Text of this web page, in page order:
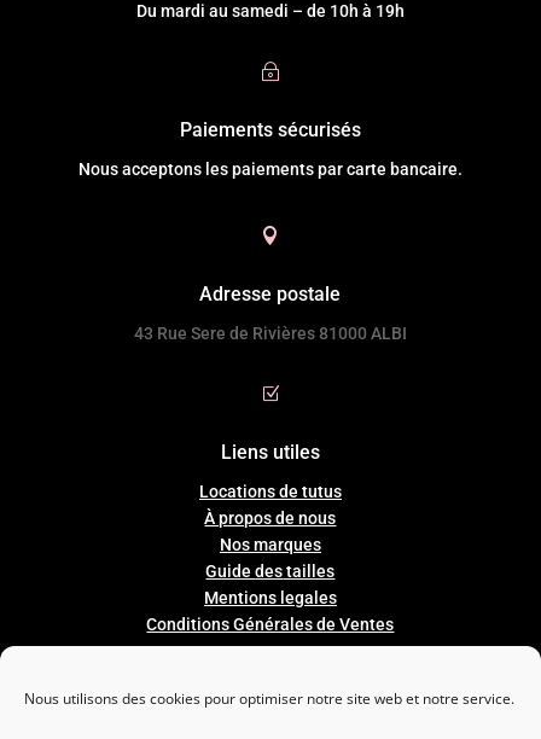
Nous utilisons des cookies pour optimiser notre site web et notre service.
Du mardi au samedi – de 10h à 19h
~
Paiements sécurisés
Nous acceptons les paiements par carte bancaire.

Adresse postale
43 Rue Sere de Rivières 81000 ALBI
Z
Liens utiles
Locations de tutus
À propos de nous
Nos marques
Guidedestailles
Mentions legales
Conditions Générales de Ventes
